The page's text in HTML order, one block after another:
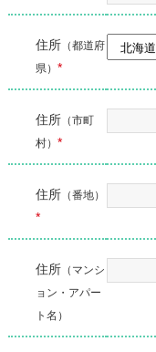
住所（都道府
県） *
住所（市町
村） *
住所（番地）
*
住所（マンシ
ョン・アパー
ト名）